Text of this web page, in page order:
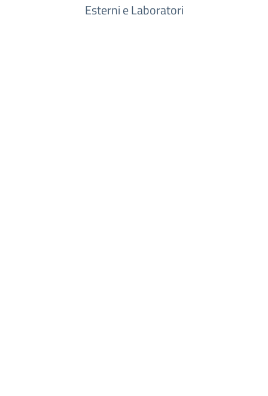
Esterni e Laboratori